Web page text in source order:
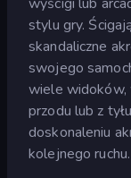
stylu gry.
skandaliczne
swojego
wiele widoków,
przodu lub z
doskonaleniu
kolejnego ruchu.